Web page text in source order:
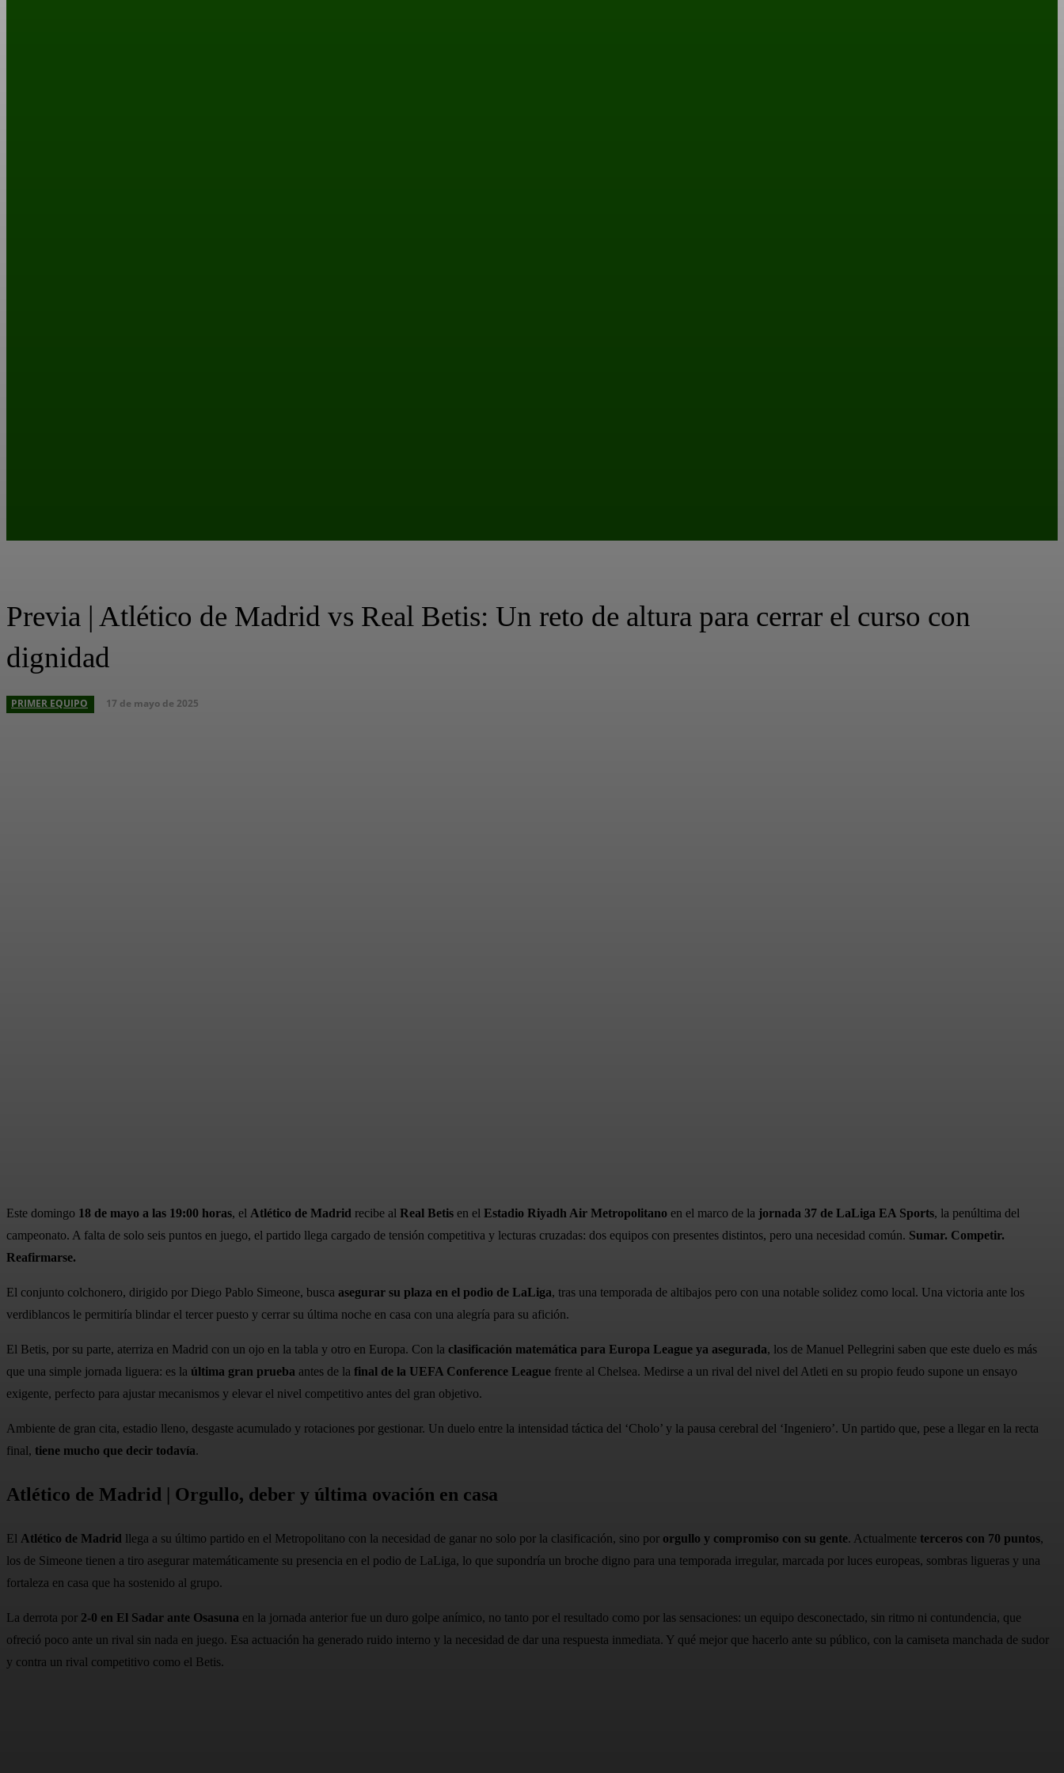
Previa | Atlético de Madrid vs Real Betis: Un reto de altura para cerrar el curso con
dignidad
PRIMER EQUIPO 17 de mayo de 2025
Este domingo 18 de mayo a las 19:00 horas, el Atlético de Madrid recibe al Real Betis en el Estadio Riyadh Air Metropolitano en el marco de la jornada 37 de LaLiga EA Sports, la penúltima del
campeonato. A falta de solo seis puntos en juego, el partido llega cargado de tensión competitiva y lecturas cruzadas: dos equipos con presentes distintos, pero una necesidad común. Sumar. Competir.
Reafirmarse.
El conjunto colchonero, dirigido por Diego Pablo Simeone, busca asegurar su plaza en el podio de LaLiga, tras una temporada de altibajos pero con una notable solidez como local. Una victoria ante los
verdiblancos le permitiría blindar el tercer puesto y cerrar su última noche en casa con una alegría para su afición.
El Betis, por su parte, aterriza en Madrid con un ojo en la tabla y otro en Europa. Con la clasificación matemática para Europa League ya asegurada, los de Manuel Pellegrini saben que este duelo es más
que una simple jornada liguera: es la última gran prueba antes de la final de la UEFA Conference League frente al Chelsea. Medirse a un rival del nivel del Atleti en su propio feudo supone un ensayo
exigente, perfecto para ajustar mecanismos y elevar el nivel competitivo antes del gran objetivo.
Ambiente de gran cita, estadio lleno, desgaste acumulado y rotaciones por gestionar. Un duelo entre la intensidad táctica del ‘Cholo’ y la pausa cerebral del ‘Ingeniero’. Un partido que, pese a llegar en la recta
final, tiene mucho que decir todavía.
Atlético de Madrid | Orgullo, deber y última ovación en casa
El Atlético de Madrid llega a su último partido en el Metropolitano con la necesidad de ganar no solo por la clasificación, sino por orgullo y compromiso con su gente. Actualmente terceros con 70 puntos,
los de Simeone tienen a tiro asegurar matemáticamente su presencia en el podio de LaLiga, lo que supondría un broche digno para una temporada irregular, marcada por luces europeas, sombras ligueras y una
fortaleza en casa que ha sostenido al grupo.
La derrota por 2-0 en El Sadar ante Osasuna en la jornada anterior fue un duro golpe anímico, no tanto por el resultado como por las sensaciones: un equipo desconectado, sin ritmo ni contundencia, que
ofreció poco ante un rival sin nada en juego. Esa actuación ha generado ruido interno y la necesidad de dar una respuesta inmediata. Y qué mejor que hacerlo ante su público, con la camiseta manchada de sudor
y contra un rival competitivo como el Betis.